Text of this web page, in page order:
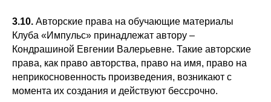
3.10. Авторские права на обучающие материалы
Клуба «Импульс» принадлежат автору –
Кондрашиной Евгении Валерьевне. Такие авторские
права, как право авторства, право на имя, право на
неприкосновенность произведения, возникают с
момента их создания и действуют бессрочно.